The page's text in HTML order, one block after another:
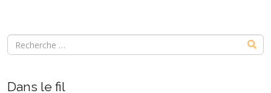
Dans le fil